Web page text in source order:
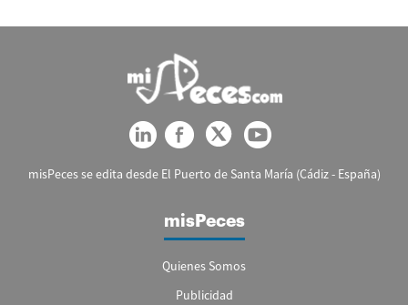
misPeces se edita desde El Puerto de Santa María (Cádiz - España)
misPeces
Quienes Somos
Publicidad